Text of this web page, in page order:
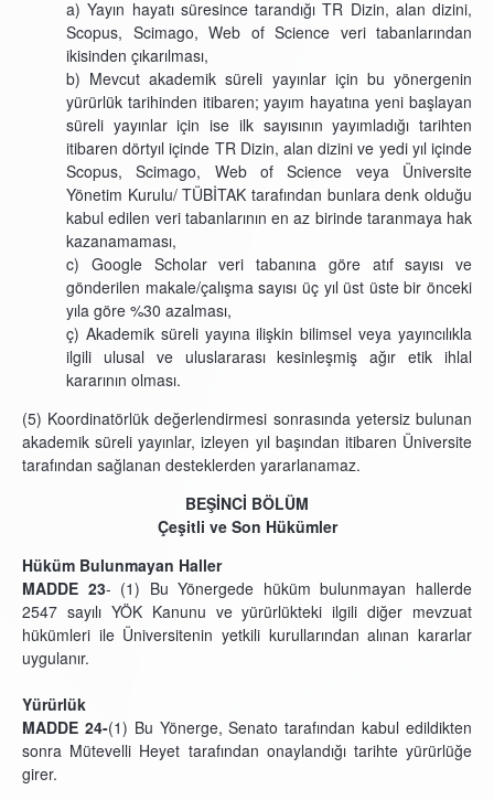
a) Yayın hayatı süresince tarandığı TR Dizin, alan dizini,
Scopus, Scimago, Web of Science veri tabanlarından
ikisinden çıkarılması,
b) Mevcut akademik süreli yayınlar için bu yönergenin
yürürlük tarihinden itibaren; yayım hayatına yeni başlayan
süreli yayınlar için ise ilk sayısının yayımladığı tarihten
itibaren dörtyıl içinde TR Dizin, alan dizini ve yedi yıl içinde
Scopus, Scimago, Web of Science veya Üniversite
Yönetim Kurulu/ TÜBİTAK tarafından bunlara denk olduğu
kabul edilen veri tabanlarının en az birinde taranmaya hak
kazanamaması,
c) Google Scholar veri tabanına göre atıf sayısı ve
gönderilen makale/çalışma sayısı üç yıl üst üste bir önceki
yıla göre %30 azalması,
ç) Akademik süreli yayına ilişkin bilimsel veya yayıncılıkla
ilgili ulusal ve uluslararası kesinleşmiş ağır etik ihlal
kararının olması.
(5) Koordinatörlük değerlendirmesi sonrasında yetersiz bulunan
akademik süreli yayınlar, izleyen yıl başından itibaren Üniversite
tarafından sağlanan desteklerden yararlanamaz.
BEŞİNCİ BÖLÜM
Çeşitli ve Son Hükümler
Hüküm Bulunmayan Haller
MADDE 23- (1) Bu Yönergede hüküm bulunmayan hallerde
2547 sayılı YÖK Kanunu ve yürürlükteki ilgili diğer mevzuat
hükümleri ile Üniversitenin yetkili kurullarından alınan kararlar
uygulanır.
Yürürlük
MADDE 24-(1) Bu Yönerge, Senato tarafından kabul edildikten
sonra Mütevelli Heyet tarafından onaylandığı tarihte yürürlüğe
girer.